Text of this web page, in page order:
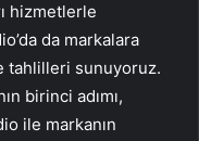
hizmetlerle
da markalara
tahlilleri sunuyoruz.
birinci adımı,
ile markanın